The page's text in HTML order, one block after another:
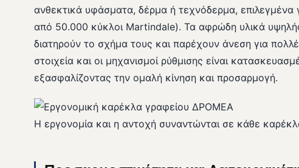
ανθεκτικά υφάσματα, δέρμα ή τεχνόδερμα, επιλεγμένα
από 50.000 κύκλοι Martindale). Τα αφρώδη υλικά
διατηρούν το σχήμα τους και παρέχουν άνεση για
στοιχεία και οι μηχανισμοί ρύθμισης είναι
εξασφαλίζοντας την ομαλή κίνηση και προσαρμογή.
Η εργονομία και η αντοχή συναντώνται σε κάθε